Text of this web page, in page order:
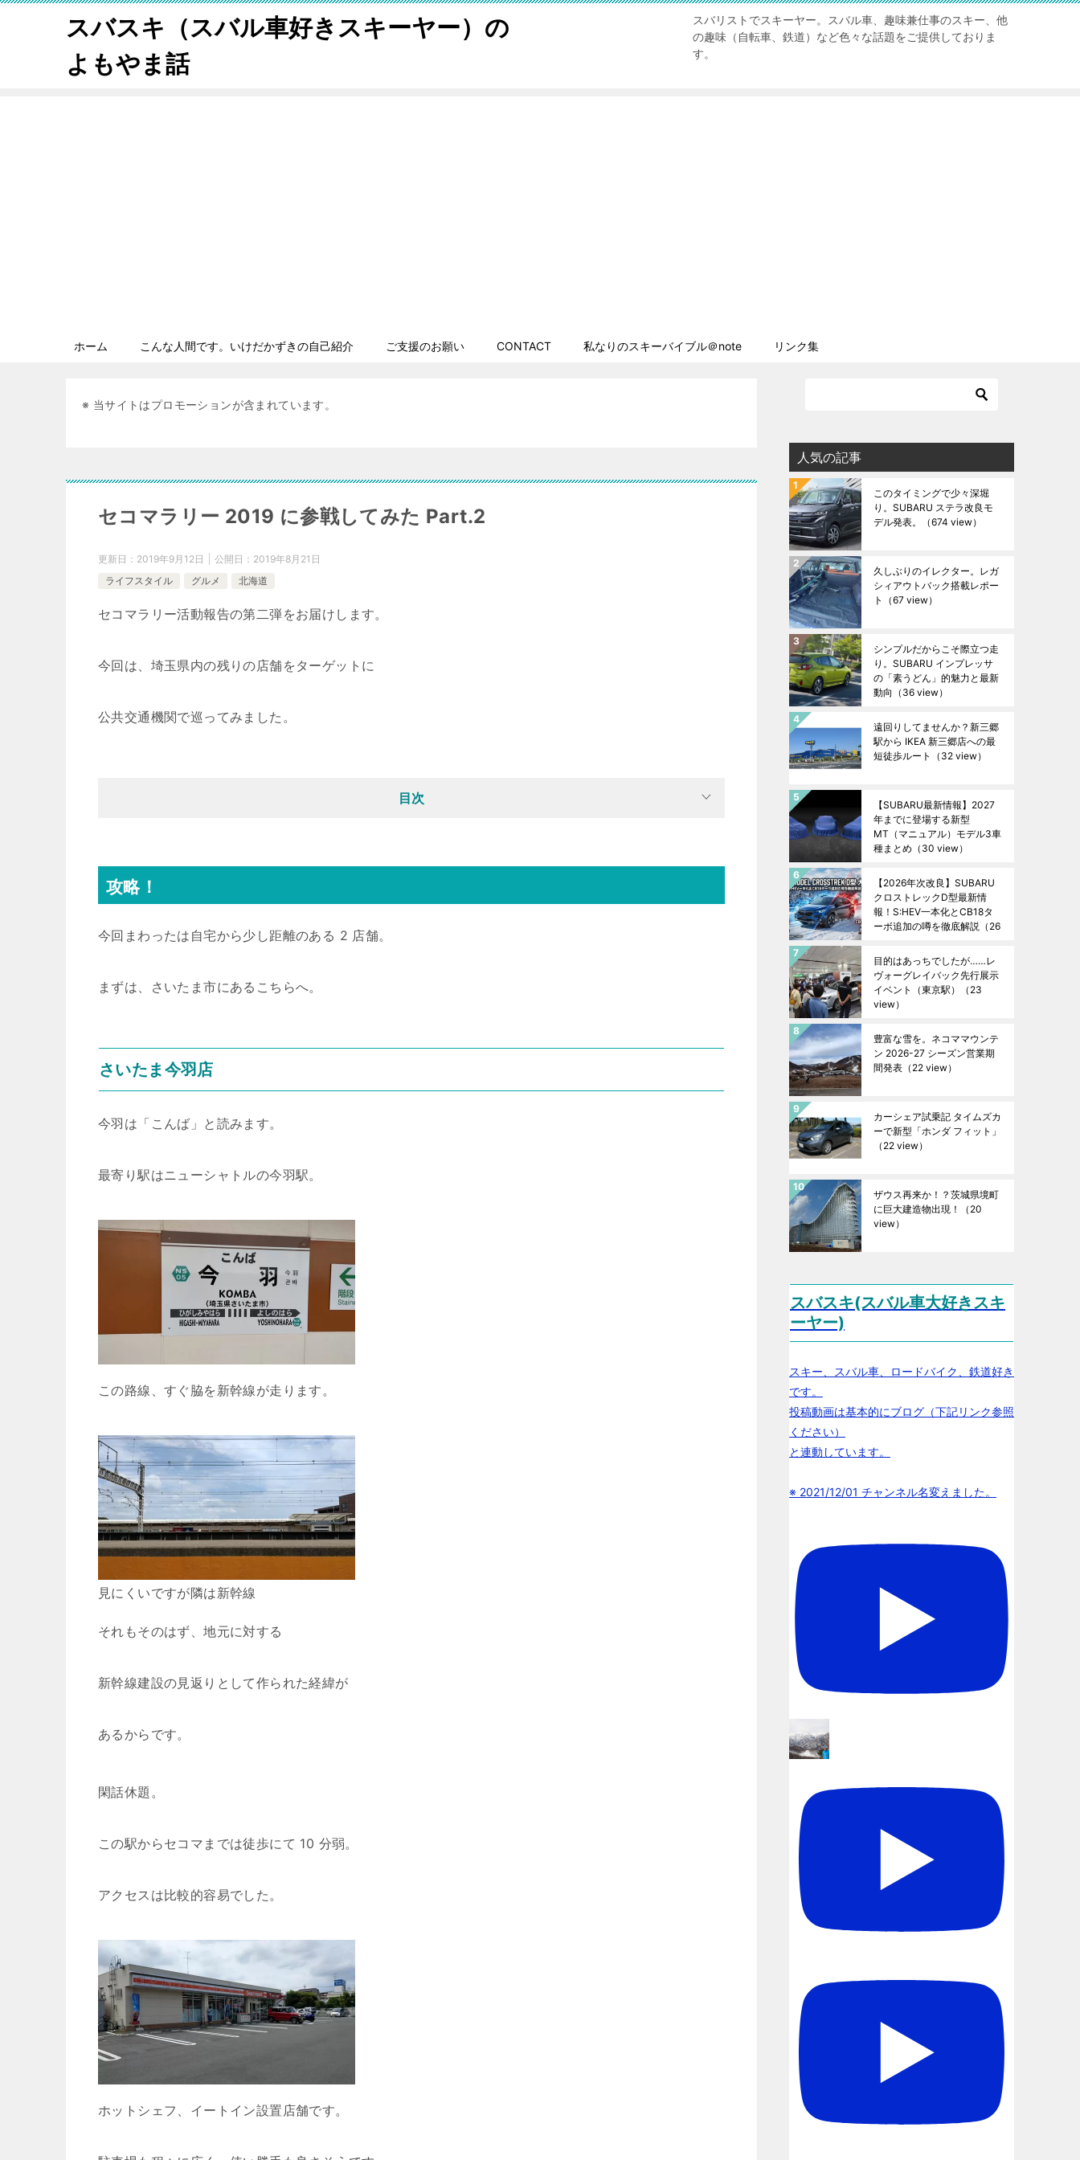
スバスキ（スバル車好きスキーヤー）の
よもやま話
スバリストでスキーヤー。スバル車、趣味兼仕事のスキー、他
の趣味（自転車、鉄道）など色々な話題をご提供しておりま
す。
ホーム こんな人間です。いけだかずきの自己紹介 ご支援のお願い CONTACT 私なりのスキーバイブル＠note リンク集
※ 当サイトはプロモーションが含まれています。
セコマラリー 2019 に参戦してみた Part.2
更新日： 2019年9月12日 公開日： 2019年8月21日
ライフスタイル
グルメ 北海道
セコマラリー活動報告の第二弾をお届けします。
今回は、埼玉県内の残りの店舗をターゲットに
公共交通機関で巡ってみました。
目次
攻略！
今回まわったは自宅から少し距離のある 2 店舗。
まずは、さいたま市にあるこちらへ。
さいたま今羽店
今羽は「こんば」と読みます。
最寄り駅はニューシャトルの今羽駅。
この路線、すぐ脇を新幹線が走ります。
見にくいですが隣は新幹線
それもそのはず、地元に対する
新幹線建設の見返りとして作られた経緯が
あるからです。
閑話休題。
この駅からセコマまでは徒歩にて 10 分弱。
アクセスは比較的容易でした。
ホットシェフ、イートイン設置店舗です。
人気の記事
このタイミングで少々深堀
り。SUBARU ステラ改良モ
デル発表。
（674 view）
久しぶりのイレクター。レガ
シィアウトバック搭載レポー
ト
（67 view）
シンプルだからこそ際立つ走
り。SUBARU インプレッサ
の「素うどん」的魅力と最新
動向 （36 view）
遠回りしてませんか？新三郷
駅から IKEA 新三郷店への最
短徒歩ルート
（32 view）
【SUBARU最新情報】2027
年までに登場する新型
MT（マニュアル）モデル3車
種まとめ （30 view）
【2026年次改良】SUBARU
クロストレックD型最新情
報！S:HEV一本化とCB18タ
ーボ追加の噂を徹底解説 （26
目的はあっちでしたが……レ
ヴォーグレイバック先行展示
イベント（東京駅）
（23
view）
豊富な雪を。ネコママウンテ
ン 2026-27 シーズン営業期
間発表 （22 view）
カーシェア試乗記 タイムズカ
ーで新型「ホンダ フィット」
（22 view）
ザウス再来か！？茨城県境町
に巨大建造物出現！
（20
view）
スバスキ(スバル車大好きスキ
ーヤー)
スキー、スバル車、ロードバイク、鉄道好き
です。
投稿動画は基本的にブログ（下記リンク参照
ください）
と連動しています。
※ 2021/12/01 チャンネル名変えました。